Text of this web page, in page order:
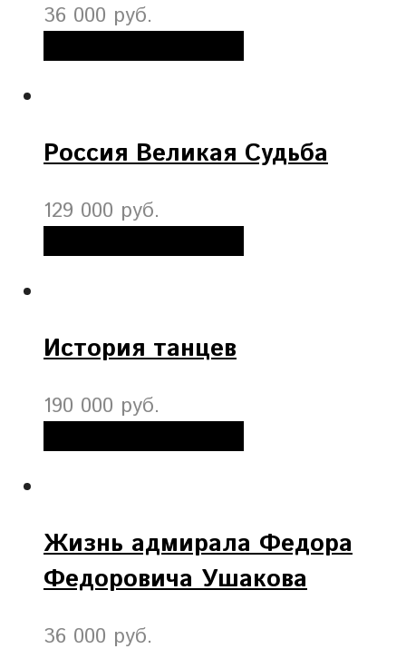
36 000 руб.
Россия Великая Судьба
129 000 руб.
История танцев
190 000 руб.
Жизнь адмирала Федора
Федоровича Ушакова
36 000 руб.